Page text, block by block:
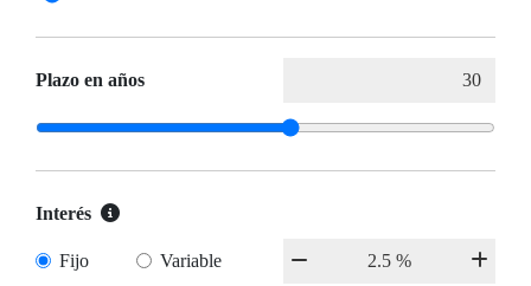
Plazo en años
Interés
Fijo Variable